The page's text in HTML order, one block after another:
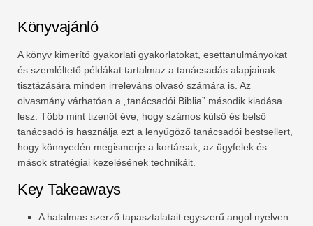
Könyvajánló
A könyv kimerítő gyakorlati gyakorlatokat, esettanulmányokat
és szemléltető példákat tartalmaz a tanácsadás alapjainak
tisztázására minden irreleváns olvasó számára is. Az
olvasmány várhatóan a „tanácsadói Biblia” második kiadása
lesz. Több mint tizenöt éve, hogy számos külső és belső
tanácsadó is használja ezt a lenyűgöző tanácsadói bestsellert,
hogy könnyedén megismerje a kortársak, az ügyfelek és
mások stratégiai kezelésének technikáit.
Key Takeaways
A hatalmas szerző tapasztalatait egyszerű angol nyelven